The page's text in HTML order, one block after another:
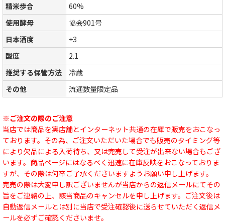
精米歩合
60%
使用酵母
協会901号
日本酒度
+3
酸度
2.1
推奨する保管方法
冷蔵
その他
流通数量限定品
※ご注文の際のご注意
当店では商品を実店舗とインターネット共通の在庫で販売をおこなっ
ております。その為、ご注文いただいた場合でも販売のタイミング等
により欠品による入荷待ち、又は完売して受注が出来ない場合もござ
います。商品ページにはなるべく迅速に在庫反映をおこなっておりま
すが、その際は何卒ご了承くださいますようお願い申し上げます。
完売の際は大変申し訳ございませんが当店からの返信メールにてその
旨をご連絡の上、該当商品のキャンセルを申し上げます。ご注文後は
自動返信メールとは別に当店で受注確認後に送らせていただく返信メ
ールを必ずご確認くださいませ。